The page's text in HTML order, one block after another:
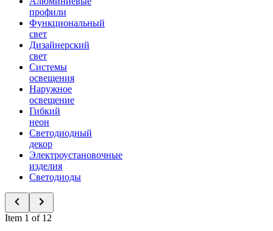
профили
Функциональный
свет
Дизайнерский
свет
Системы
освещения
Наружное
освещение
Гибкий
неон
Светодиодный
декор
Электроустановочные
изделия
Светодиоды
Item 1 of 12